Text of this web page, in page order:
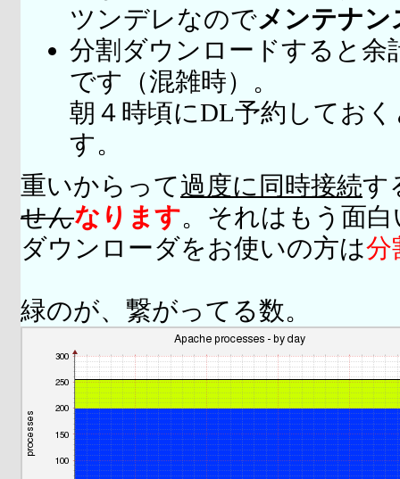
ツンデレなのでメンテナ
分割ダウンロードすると余
です（混雑時）。
朝４時頃にDL予約してお
す。
重いからって過度に同時接続す
せんなります。それはもう面
ダウンローダをお使いの方は分
緑のが、繋がってる数。